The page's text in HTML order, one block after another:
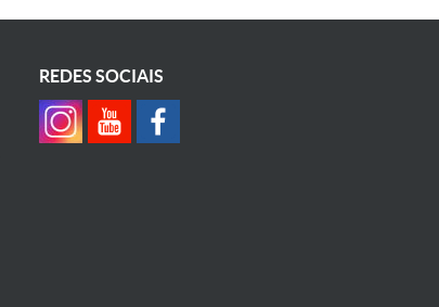
REDES SOCIAIS